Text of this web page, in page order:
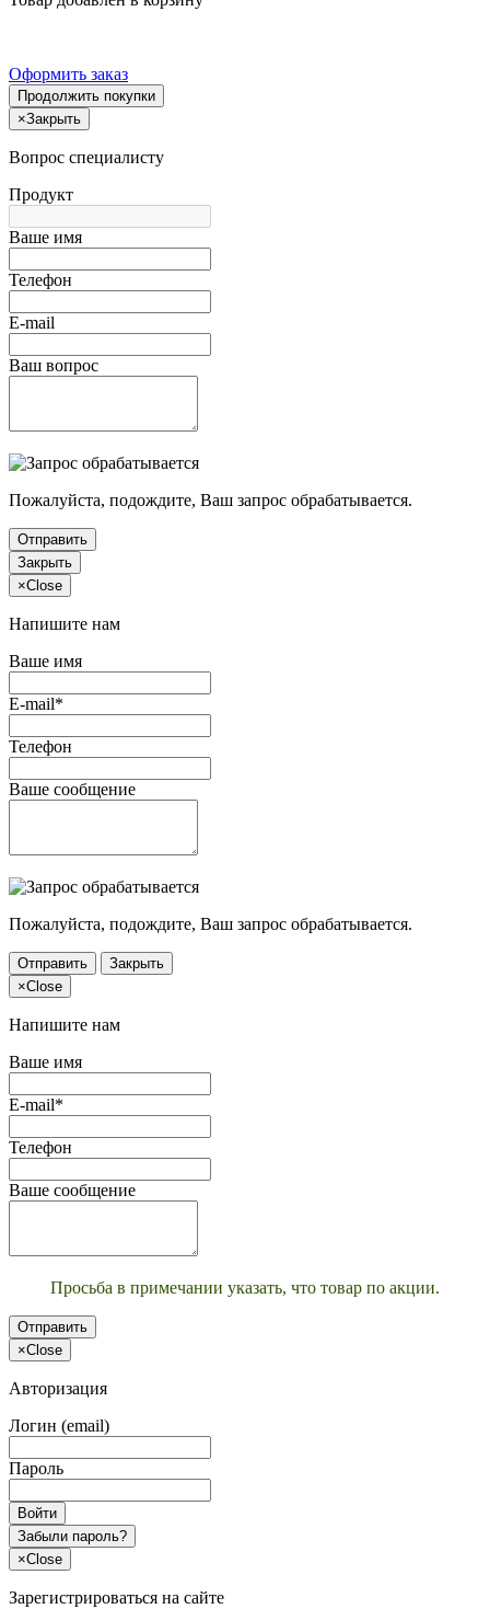
Оформить заказ
Продолжить покупки
×Закрыть
Вопрос специалисту
Продукт
Ваше имя
Телефон
E-mail
Ваш вопрос
Пожалуйста, подождите, Ваш запрос обрабатывается.
Отправить
Закрыть
×Close
Напишите нам
Ваше имя
E-mail*
Телефон
Ваше сообщение
Пожалуйста, подождите, Ваш запрос обрабатывается.
Отправить
Закрыть
×Close
Напишите нам
Ваше имя
E-mail*
Телефон
Ваше сообщение
Просьба в примечании указать, что товар по акции.
Отправить
×Close
Авторизация
Логин (email)
Пароль
Войти
Забыли пароль?
×Close
Зарегистрироваться на сайте